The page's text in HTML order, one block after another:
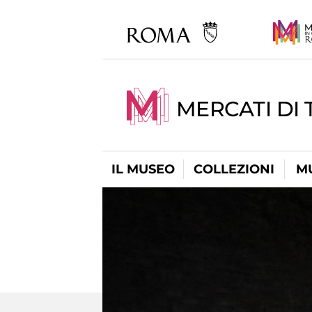
MERCATI DI
IL MUSEO COLLEZIONI